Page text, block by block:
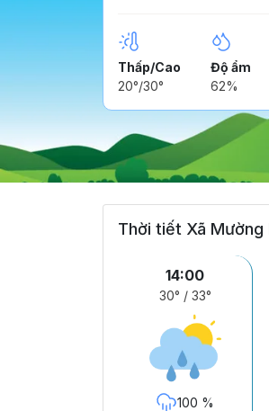
Thấp/Cao
20°/30°
Độ ẩm
62%
Thời tiết Xã
14:00
30° / 33°
100 %